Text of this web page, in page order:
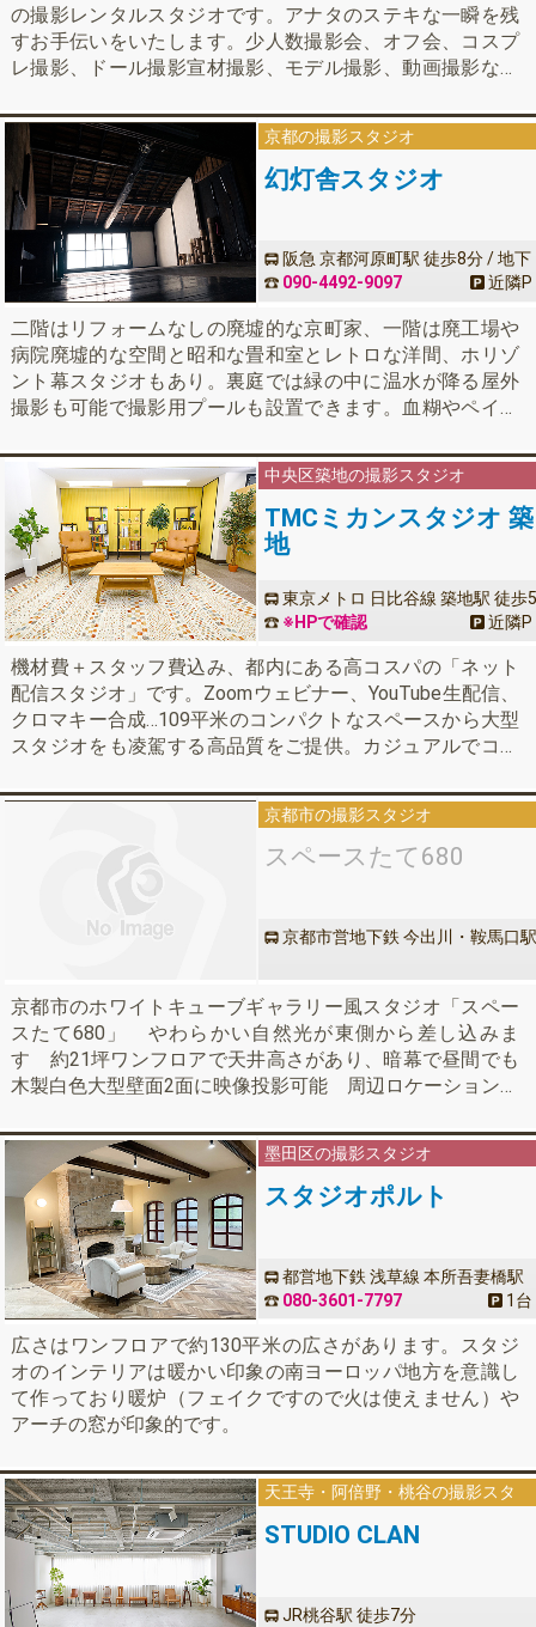
の撮影レンタルスタジオです。アナタのステキな一瞬を残
すお手伝いをいたします。少人数撮影会、オフ会、コスプ
レ撮影、ドール撮影宣材撮影、モデル撮影、動画撮影など
京都の撮影スタジオ
幻灯舎スタジオ
阪急 京都河原町駅 徒歩8分 / 地下
鉄 四条駅 徒歩10分
近隣P
090-4492-9097
二階はリフォームなしの廃墟的な京町家、一階は廃工場や
病院廃墟的な空間と昭和な畳和室とレトロな洋間、ホリゾ
ント幕スタジオもあり。裏庭では緑の中に温水が降る屋外
撮影も可能で撮影用プールも設置できます。血糊やペイン
代的で清潔。冷暖房あり。空気清浄機あり。一階和室は三
面鏡や姿見も設置。LED照明も無料レンタル。スモークマ
シンやプロジェクターも有ります。
中央区築地の撮影スタジオ
TMCミカンスタジオ 築
地
東京メトロ 日比谷線 築地駅 徒歩5
分
近隣P
※HPで確認
機材費＋スタッフ費込み、都内にある高コスパの「ネット
配信スタジオ」です。Zoomウェビナー、YouTube生配信、
クロマキー合成…109平米のコンパクトなスペースから大型
スタジオをも凌駕する高品質をご提供。カジュアルでコン
ンランク上の配信をご希望の方はお気軽にお問い合わせく
京都市の撮影スタジオ
スペースたて680
京都市営地下鉄 今出川・鞍馬口駅
京都市のホワイトキューブギャラリー風スタジオ「スペー
スたて680」 やわらかい自然光が東側から差し込みま
す 約21坪ワンフロアで天井高さがあり、暗幕で昼間でも
木製白色大型壁面2面に映像投影可能 周辺ロケーションの
いします 備品無料貸出：冷蔵庫・キッチン・各種調理器
具・脚立・電源10ケ所・業務用冷暖房・移動展示壁3台・
無料Wi-Fi・机14台 椅子36脚
墨田区の撮影スタジオ
スタジオポルト
都営地下鉄 浅草線 本所吾妻橋駅
徒歩8分
1台
080-3601-7797
広さはワンフロアで約130平米の広さがあります。スタジ
オのインテリアは暖かい印象の南ヨーロッパ地方を意識し
て作っており暖炉（フェイクですので火は使えません）や
アーチの窓が印象的です。
天王寺・阿倍野・桃谷の撮影スタ
STUDIO CLAN
JR桃谷駅 徒歩7分